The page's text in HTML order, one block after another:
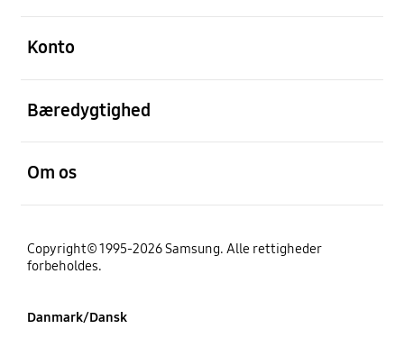
Konto
Bæredygtighed
Om os
Copyright© 1995-2026 Samsung. Alle rettigheder
forbeholdes.
Danmark/Dansk